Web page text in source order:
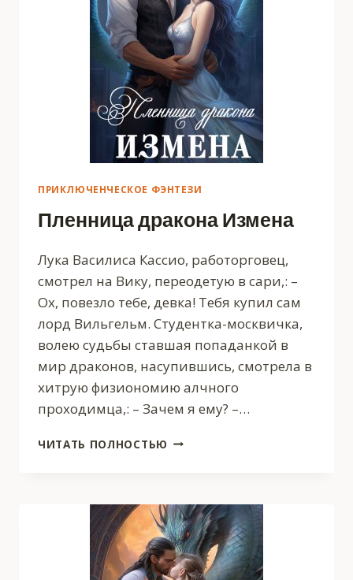
ПРИКЛЮЧЕНЧЕСКОЕ ФЭНТЕЗИ
Пленница дракона Измена
Лука Василиса Кассио, работорговец,
смотрел на Вику, переодетую в сари,: –
Ох, повезло тебе, девка! Тебя купил сам
лорд Вильгельм. Студентка-москвичка,
волею судьбы ставшая попаданкой в
мир драконов, насупившись, смотрела в
хитрую физиономию алчного
проходимца,: – Зачем я ему? –…
ЧИТАТЬ ПОЛНОСТЬЮ ПЛЕННИЦА